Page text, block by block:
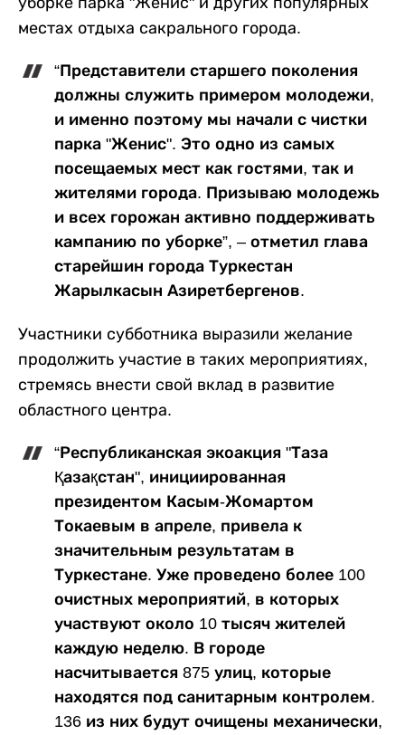
местах отдыха сакрального города.
“Представители старшего поколения
должны служить примером молодежи,
и именно поэтому мы начали с чистки
парка "Женис". Это одно из самых
посещаемых мест как гостями, так и
жителями города. Призываю молодежь
и всех горожан активно поддерживать
кампанию по уборке”, – отметил глава
старейшин города Туркестан
Жарылкасын Азиретбергенов.
Участники субботника выразили желание
продолжить участие в таких мероприятиях,
стремясь внести свой вклад в развитие
областного центра.
“Республиканская экоакция "Таза
Қазақстан", инициированная
президентом Касым-Жомартом
Токаевым в апреле, привела к
значительным результатам в
Туркестане. Уже проведено более 100
очистных мероприятий, в которых
участвуют около 10 тысяч жителей
каждую неделю. В городе
насчитывается 875 улиц, которые
находятся под санитарным контролем.
136 из них будут очищены механически,